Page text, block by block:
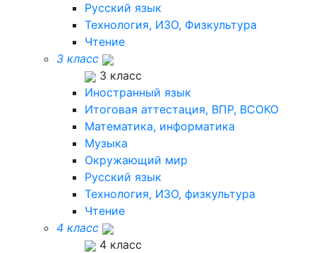
Русский язык
Технология, ИЗО, Физкультура
Чтение
3 класс
3 класс
Иностранный язык
Итоговая аттестация, ВПР, ВСОКО
Математика, информатика
Музыка
Окружающий мир
Русский язык
Технология, ИЗО, физкультура
Чтение
4 класс
4 класс